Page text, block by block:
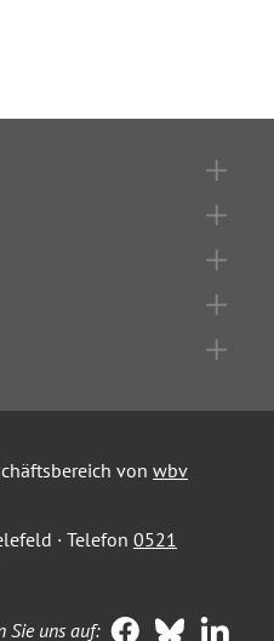
von wbv
· Telefon 0521
Sie uns auf: